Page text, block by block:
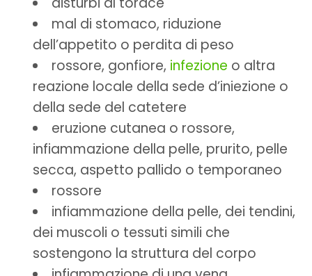
mal di stomaco, riduzione
dell’appetito o perdita di peso
rossore, gonfiore, infezione o altra
reazione locale della sede d’iniezione o
della sede del catetere
eruzione cutanea o rossore,
infiammazione della pelle, prurito, pelle
secca, aspetto pallido o temporaneo
rossore
infiammazione della pelle, dei tendini,
dei muscoli o tessuti simili che
sostengono la struttura del corpo